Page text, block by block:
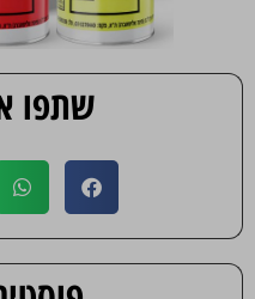
שתפו